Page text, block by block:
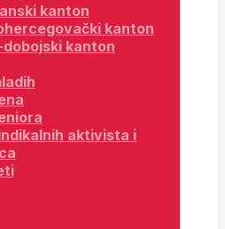
kanton
kanton
kanton
aktivista i